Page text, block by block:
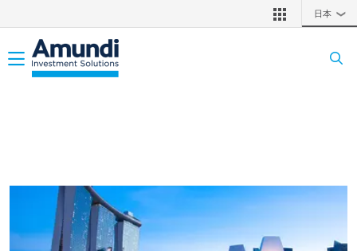
日本 ❯
Toggle navigation